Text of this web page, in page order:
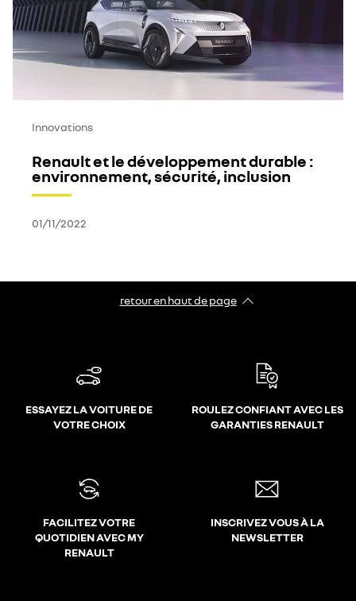
Innovations
Renault et le développement durable :
environnement, sécurité, inclusion
01/11/2022
retour en haut de page​
ESSAYEZ LA VOITURE DE
VOTRE CHOIX
ROULEZ CONFIANT AVEC LES
GARANTIES RENAULT
FACILITEZ VOTRE
QUOTIDIEN AVEC MY
RENAULT
INSCRIVEZ VOUS À LA
NEWSLETTER